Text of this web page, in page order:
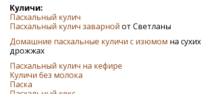
Куличи:
Пасхальный кулич
Пасхальный кулич заварной от Светланы
Домашние пасхальные куличи с изюмом на сухих
дрожжах
Пасхальный кулич на кефире
Куличи без молока
Паска